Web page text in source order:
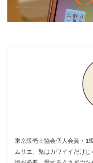
東京販売士協会個人会員・1
ムリエ。兎はカワイイだけ